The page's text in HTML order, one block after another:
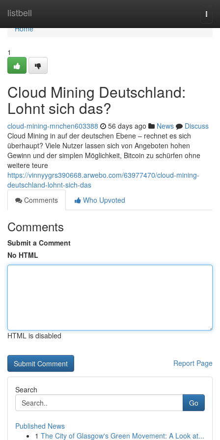
listbell
Home
Home
1
Cloud Mining Deutschland:
Lohnt sich das?
cloud-mining-mnchen603388 56 days ago News
Discuss
Cloud Mining in auf der deutschen Ebene – rechnet es sich
überhaupt? Viele Nutzer lassen sich von Angeboten hohen
Gewinn und der simplen Möglichkeit, Bitcoin zu schürfen ohne
weitere teure
https://vinnyygrs390668.arwebo.com/63977470/cloud-mining-
deutschland-lohnt-sich-das
Comments
Who Upvoted
Comments
Submit a Comment
No HTML
HTML is disabled
Report Page
Search
Go
Published News
1 The City of Glasgow's Green Movement: A Look at...